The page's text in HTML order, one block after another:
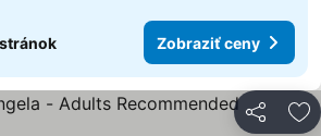
Zobraziť ceny
Zdieľať